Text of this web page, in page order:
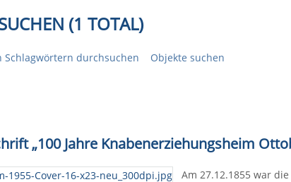
(1 TOTAL)
Schlagwörtern durchsuchen Objekte suchen
„100 Jahre Knabenerziehungsheim
Am 27.12.1855 war